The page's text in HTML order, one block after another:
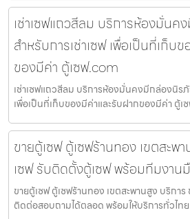
เช่าเซฟแถวสีลม บริการห้องมั่นค
สำหรับการเช่าเซฟ เพื่อเป็นที่เก็บ
ของมีค่า ตู้เซฟ.com
เช่าเซฟแถวสีลม บริการห้องมั่นคงมีกล่องนิรภั
เพื่อเป็นที่เก็บของมีค่าและรับฝากของมีค่า ตู้เ
ขายตู้เซฟ ตู้เซฟร้านทอง เขตสะพ
เซฟ รับติดตั้งตู้เซฟ พร้อมทีมงาน
ขายตู้เซฟ ตู้เซฟร้านทอง เขตสะพานสูง บริกา
ติดต่อสอบถามได้ตลอด พร้อมให้บริการทั่วไทย